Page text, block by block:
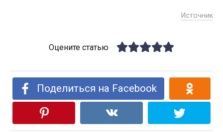
Источник
Оцените статью
Поделиться на Facebook